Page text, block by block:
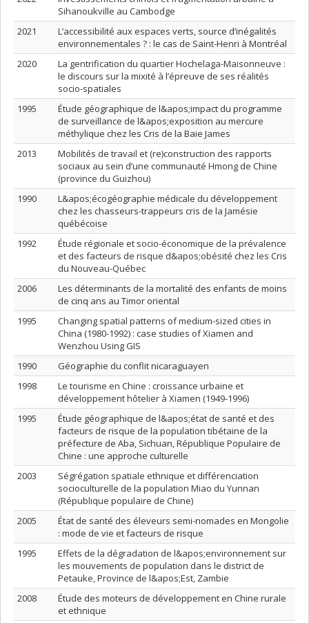
Sihanoukville au Cambodge
2021
L’accessibilité aux espaces verts, source d’inégalités
environnementales ? : le cas de Saint-Henri à Montréal
2020
La gentrification du quartier Hochelaga-Maisonneuve :
le discours sur la mixité à l’épreuve de ses réalités
socio-spatiales
1995
Étude géographique de l&apos;impact du programme
de surveillance de l&apos;exposition au mercure
méthylique chez les Cris de la Baie James
2013
Mobilités de travail et (re)construction des rapports
sociaux au sein d’une communauté Hmong de Chine
(province du Guizhou)
1990
L&apos;écogéographie médicale du développement
chez les chasseurs-trappeurs cris de la Jamésie
québécoise
1992
Étude régionale et socio-économique de la prévalence
et des facteurs de risque d&apos;obésité chez les Cris
du Nouveau-Québec
2006
Les déterminants de la mortalité des enfants de moins
de cinq ans au Timor oriental
1995
Changing spatial patterns of medium-sized cities in
China (1980-1992) : case studies of Xiamen and
Wenzhou Using GIS
1990
Géographie du conflit nicaraguayen
1998
Le tourisme en Chine : croissance urbaine et
développement hôtelier à Xiamen (1949-1996)
1995
Étude géographique de l&apos;état de santé et des
facteurs de risque de la population tibétaine de la
préfecture de Aba, Sichuan, République Populaire de
Chine : une approche culturelle
2003
Ségrégation spatiale ethnique et différenciation
socioculturelle de la population Miao du Yunnan
(République populaire de Chine)
2005
État de santé des éleveurs semi-nomades en Mongolie
: mode de vie et facteurs de risque
1995
Effets de la dégradation de l&apos;environnement sur
les mouvements de population dans le district de
Petauke, Province de l&apos;Est, Zambie
2008
Étude des moteurs de développement en Chine rurale
et ethnique